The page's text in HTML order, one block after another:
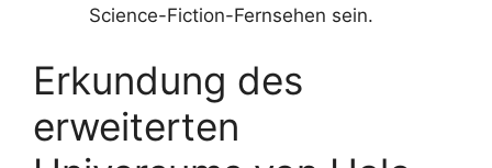
Science-Fiction-Fernsehen sein.
Erkundung des
erweiterten